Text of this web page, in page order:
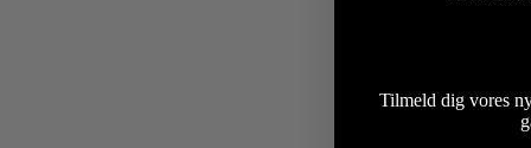
Tilmeld dig vores